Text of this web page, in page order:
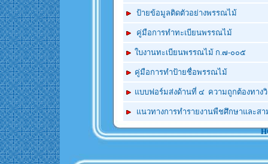
ป้ายข้อมูลติดตัวอย่างพรรณไม้
คู่มือการทำทะเบียนพรรณไม้
ใบงานทะเบียนพรรณไม้ ก.๗-๐๐๕
คู่มือการทำป้ายชื่อพรรณไม้
แบบฟอร์มส่งด้านที่ ๔ ความถูกต้องทาง
แนวทางการทำรายงานพืชศึกษาและสา